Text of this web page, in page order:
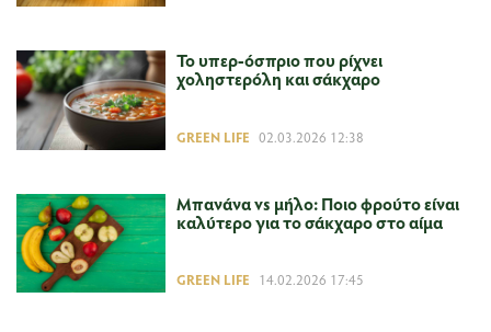
Το υπερ-όσπριο που ρίχνει
χοληστερόλη και σάκχαρο
GREEN LIFE 02.03.2026 12:38
Μπανάνα vs μήλο: Ποιο φρούτο είναι
καλύτερο για το σάκχαρο στο αίμα
GREEN LIFE 14.02.2026 17:45